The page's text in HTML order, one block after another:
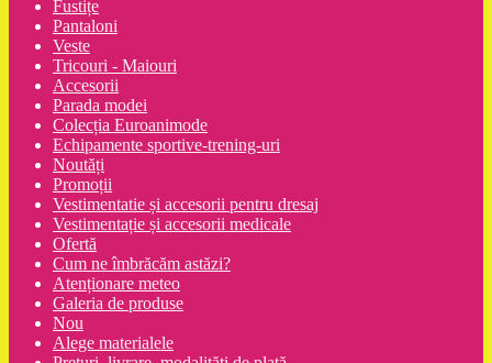
Fustițe
Pantaloni
Veste
Tricouri - Maiouri
Accesorii
Parada modei
Colecția Euroanimode
Echipamente sportive-trening-uri
Noutăți
Promoții
Vestimentatie și accesorii pentru dresaj
Vestimentație și accesorii medicale
Ofertă
Cum ne îmbrăcăm astăzi?
Atenționare meteo
Galeria de produse
Nou
Alege materialele